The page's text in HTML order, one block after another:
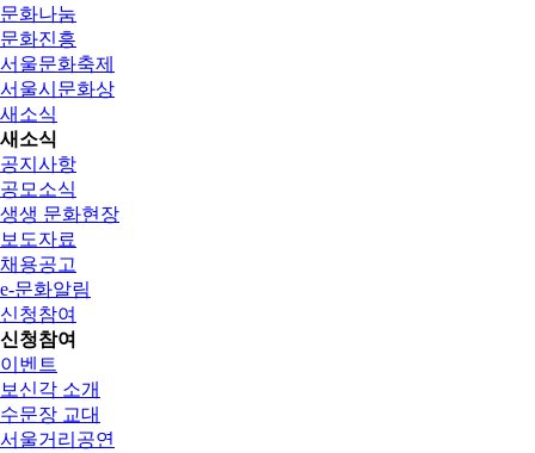
문화나눔
문화진흥
서울문화축제
서울시문화상
새소식
새소식
공지사항
공모소식
생생 문화현장
보도자료
채용공고
e-문화알림
신청참여
신청참여
이벤트
보신각 소개
수문장 교대
서울거리공연